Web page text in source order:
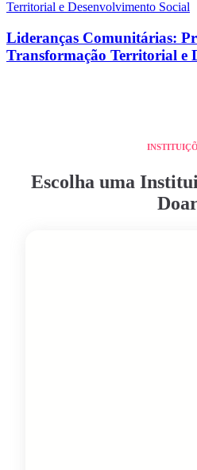
Lideranças Comunitárias:
Transformação Territorial e
Escolha uma